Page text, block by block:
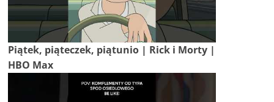
Piątek, piąteczek, piątunio | Rick i Morty |
HBO Max